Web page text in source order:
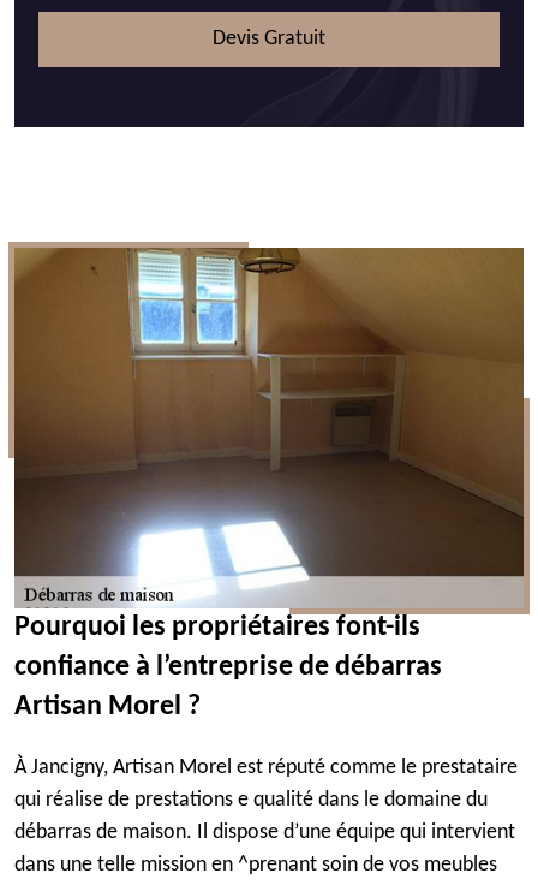
Devis Gratuit
Pourquoi les propriétaires font-ils
confiance à l’entreprise de débarras
Artisan Morel ?
À Jancigny, Artisan Morel est réputé comme le prestataire
qui réalise de prestations e qualité dans le domaine du
débarras de maison. Il dispose d’une équipe qui intervient
dans une telle mission en ^prenant soin de vos meubles